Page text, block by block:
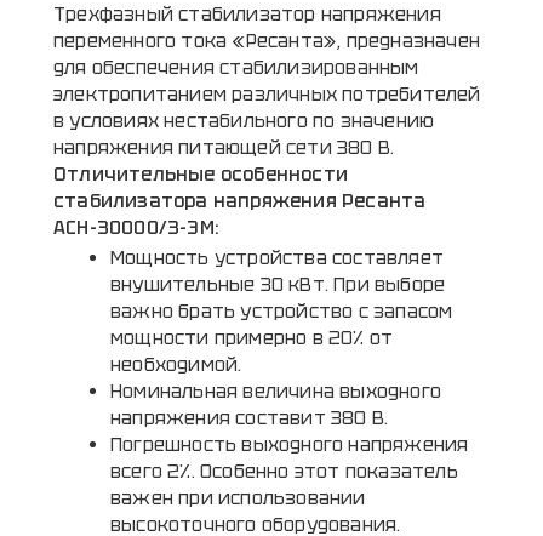
Трехфазный стабилизатор напряжения
переменного тока «Ресанта», предназначен
для обеспечения стабилизированным
электропитанием различных потребителей
в условиях нестабильного по значению
напряжения питающей сети 380 В.
Отличительные особенности
стабилизатора напряжения Ресанта
АСН-30000/3-ЭМ:
Мощность устройства составляет
внушительные 30 кВт. При выборе
важно брать устройство с запасом
мощности примерно в 20% от
необходимой.
Номинальная величина выходного
напряжения составит 380 В.
Погрешность выходного напряжения
всего 2%. Особенно этот показатель
важен при использовании
высокоточного оборудования.